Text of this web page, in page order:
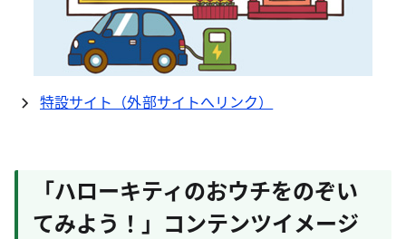
特設サイト（外部サイトへリンク）
「ハローキティのおウチをのぞい
てみよう！」コンテンツイメージ